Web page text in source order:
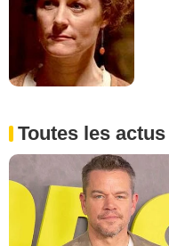
Toutes les